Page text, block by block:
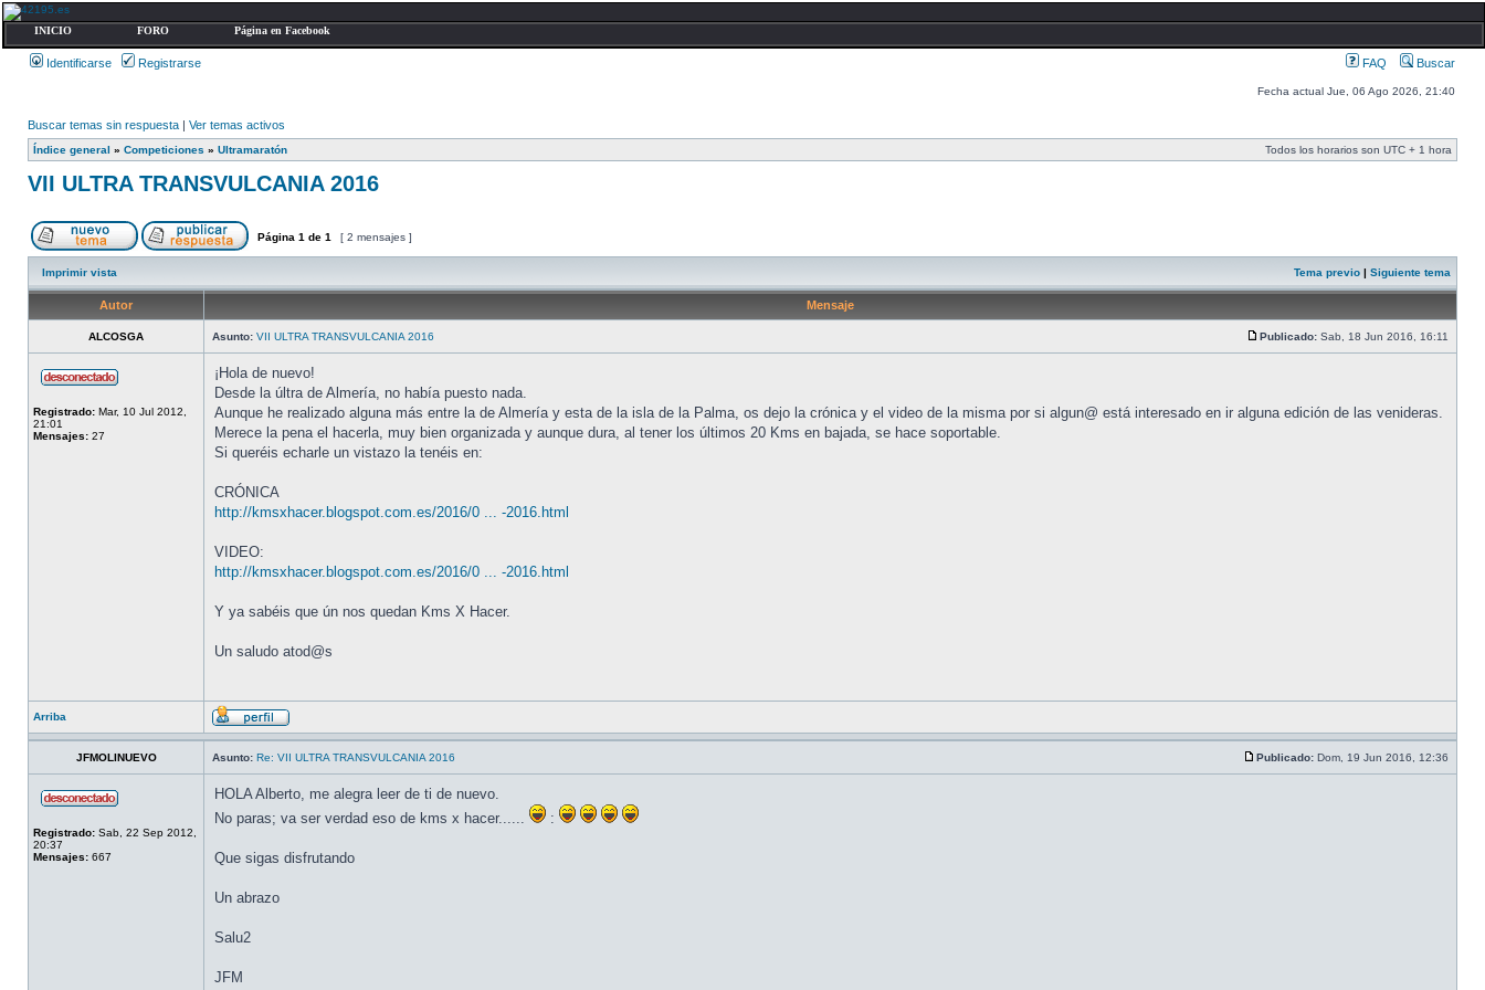
INICIO FORO Página en Facebook
Identificarse Registrarse FAQ Buscar
Fecha actual Jue, 06 Ago 2026, 21:40
Buscar temas sin respuesta | Ver temas activos
Índice general » Competiciones » Ultramaratón Todos los horarios son UTC + 1 hora
VII ULTRA TRANSVULCANIA 2016
Página 1 de 1 [ 2 mensajes ]
Imprimir vista Tema previo | Siguiente tema
Autor Mensaje
ALCOSGA Asunto: VII ULTRA TRANSVULCANIA 2016 Publicado: Sab, 18 Jun 2016, 16:11
Registrado: Mar, 10 Jul 2012,
21:01
Mensajes: 27
¡Hola de nuevo!
Desde la últra de Almería, no había puesto nada.
Aunque he realizado alguna más entre la de Almería y esta de la isla de la Palma, os dejo la crónica y el video de la misma por si algun@ está interesado en ir alguna edición de las venideras.
Merece la pena el hacerla, muy bien organizada y aunque dura, al tener los últimos 20 Kms en bajada, se hace soportable.
Si queréis echarle un vistazo la tenéis en:
CRÓNICA
http://kmsxhacer.blogspot.com.es/2016/0 ... -2016.html
VIDEO:
http://kmsxhacer.blogspot.com.es/2016/0 ... -2016.html
Y ya sabéis que ún nos quedan Kms X Hacer.
Un saludo atod@s
Arriba
JFMOLINUEVO Asunto: Re: VII ULTRA TRANSVULCANIA 2016 Publicado: Dom, 19 Jun 2016, 12:36
Registrado: Sab, 22 Sep 2012,
20:37
Mensajes: 667
HOLA Alberto, me alegra leer de ti de nuevo.
No paras; va ser verdad eso de kms x hacer......
:
Que sigas disfrutando
Un abrazo
Salu2
JFM